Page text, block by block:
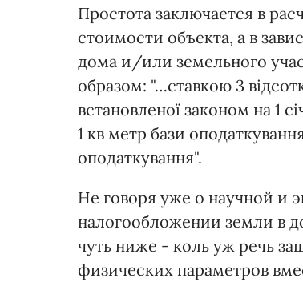
Простота заключается в
стоимости объекта, а в
дома и/или земельного
образом: "…ставкою 3
встановленої законом на 1
1 кв метр бази
оподаткування".
Не говоря уже о научной и
налогообложении земли в
чуть ниже - коль уж речь
физических параметров